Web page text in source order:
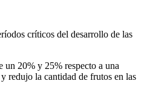
críticos del desarrollo de las
un 20% y 25% respecto a una
redujo la cantidad de frutos en las